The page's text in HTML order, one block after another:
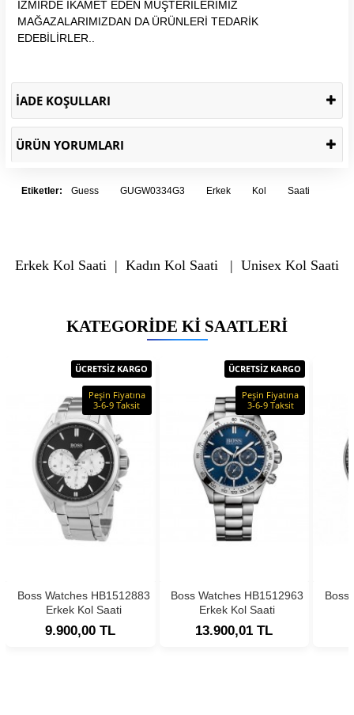
İZMİRDE İKAMET EDEN MÜŞTERİLERİMİZ
MAĞAZALARIMIZDAN DA ÜRÜNLERİ TEDARİK
EDEBİLİRLER..
İADE KOŞULLARI
ÜRÜN YORUMLARI
Etiketler: Guess GUGW0334G3 Erkek Kol Saati
Erkek Kol Saati | Kadın Kol Saati | Unisex Kol Saati
KATEGORIDE KI SAATLERI
ÜCRETSİZ KARGO
Peşin Fiyatına
3-6-9 Taksit
Boss Watches HB1512883
Erkek Kol Saati
9.900,00 TL
ÜCRETSİZ KARGO
Peşin Fiyatına
3-6-9 Taksit
Boss Watches HB1512963
Erkek Kol Saati
13.900,01 TL
Boss